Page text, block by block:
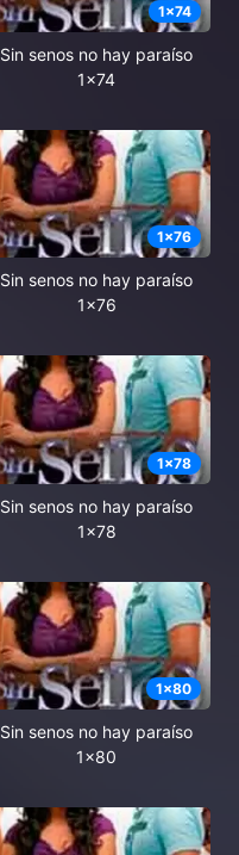
1x74
Sin senos no hay paraíso
1x74
1x76
Sin senos no hay paraíso
1x76
1x78
Sin senos no hay paraíso
1x78
1x80
Sin senos no hay paraíso
1x80